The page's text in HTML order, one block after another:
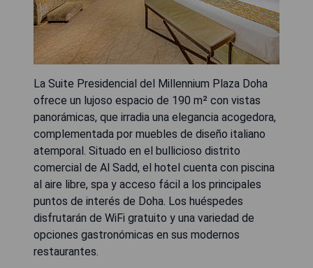
La Suite Presidencial del Millennium Plaza Doha
ofrece un lujoso espacio de 190 m² con vistas
panorámicas, que irradia una elegancia acogedora,
complementada por muebles de diseño italiano
atemporal. Situado en el bullicioso distrito
comercial de Al Sadd, el hotel cuenta con piscina
al aire libre, spa y acceso fácil a los principales
puntos de interés de Doha. Los huéspedes
disfrutarán de WiFi gratuito y una variedad de
opciones gastronómicas en sus modernos
restaurantes.